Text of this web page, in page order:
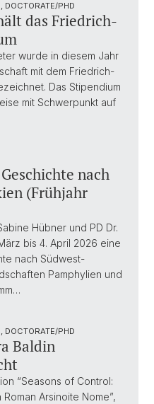
DOCTORATE/PHD
das Friedrich-
wurde in diesem Jahr
mit dem Friedrich-
Das Stipendium
mit Schwerpunkt auf
nach
(Frühjahr
Hübner und PD Dr.
bis 4. April 2026 eine
nach Südwest-
Pamphylien und
DOCTORATE/PHD
Baldin
“Seasons of Control:
Arsinoite Nome”,